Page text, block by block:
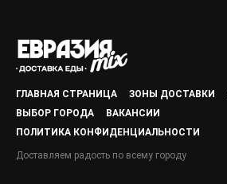
ГЛАВНАЯ СТРАНИЦА ЗОНЫ ДОСТАВКИ
ВЫБОР ГОРОДА
ВАКАНСИИ
ПОЛИТИКА КОНФИДЕНЦИАЛЬНОСТИ
Доставляем радость по всему городу